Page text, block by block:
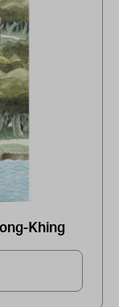
Khing